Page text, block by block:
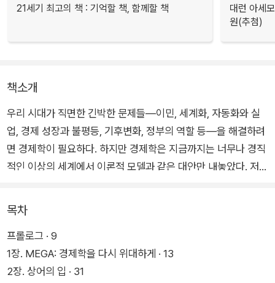
21세기 최고의 책 : 기억할 책, 함께할 책
대런 아세
원(추첨)
책소개
우리 시대가 직면한 긴박한 문제들―이민, 세계화, 자동화와 실
업, 경제 성장과 불평등, 기후변화, 정부의 역할 등―을 해결하려
면 경제학이 필요하다. 하지만 경제학은 지금까지는 너무나 경직
적인 이상의 세계에서 이론적 모델과 같은 대안만 내놓았다. 저자
땅, 즉 현실로 끌고 내려와 실증 근거들을 기반으로 우리 사회의
큰 문제들을 실제로 해결하기 위한 방법을 파고든다.
노벨상 수상 경제학자 배너지와 뒤플로는 경제학이 제대로만 수
행된다면 (그러니까 ‘좋은 경제학’이) 우리 시대의 가장 첨예한
목차
프롤로그 · 9
1장. MEGA: 경제학을 다시 위대하게 · 13
2장. 상어의 입 · 31